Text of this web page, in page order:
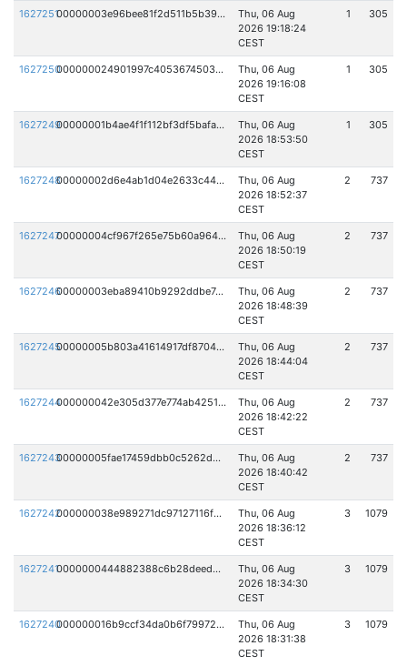
1627251 00000003e96bee81f2d511b5b395c540551f535a49f189aae123f234b7d4a5ae
Thu, 06 Aug
2026 19:18:24
CEST
1 305
1627250 000000024901997c40536745035ae7af61e07b6ffa1dc60152dc9382fb17afba
Thu, 06 Aug
2026 19:16:08
CEST
1 305
1627249 00000001b4ae4f1f112bf3df5bafaf74bdb8c779cf2132482d5c806746103a33
Thu, 06 Aug
2026 18:53:50
CEST
1 305
1627248 00000002d6e4ab1d04e2633c4419318508aba9c9979305a7cd054a8030a1ab90
Thu, 06 Aug
2026 18:52:37
CEST
2 737
1627247 00000004cf967f265e75b60a964b1e56c96e95609a6a2775f530d047b272fdc8
Thu, 06 Aug
2026 18:50:19
CEST
2 737
1627246 00000003eba89410b9292ddbe7ced7a7282336ad1182515e5599952ef760a48f
Thu, 06 Aug
2026 18:48:39
CEST
2 737
1627245 00000005b803a41614917df87041b1d367f195b700b4d6a7fa4eabbc9d5e3c79
Thu, 06 Aug
2026 18:44:04
CEST
2 737
1627244 000000042e305d377e774ab42516103863a4c3040f519a2900b045956155927c
Thu, 06 Aug
2026 18:42:22
CEST
2 737
1627243 00000005fae17459dbb0c5262d3322f75fd5e4a6bd5f361019728cdf1c63407a
Thu, 06 Aug
2026 18:40:42
CEST
2 737
1627242 000000038e989271dc97127116f38d325d2ab459f09f776148e4e6c0bce17267
Thu, 06 Aug
2026 18:36:12
CEST
3 1079
1627241 0000000444882388c6b28deed394c5fed63dd7a270ff4baad8f41a3cec45cdd6
Thu, 06 Aug
2026 18:34:30
CEST
3 1079
1627240 000000016b9ccf34da0b6f799721835ba927d3e6ba4656a7bd395814c2dbb033
Thu, 06 Aug
2026 18:31:38
CEST
3 1079